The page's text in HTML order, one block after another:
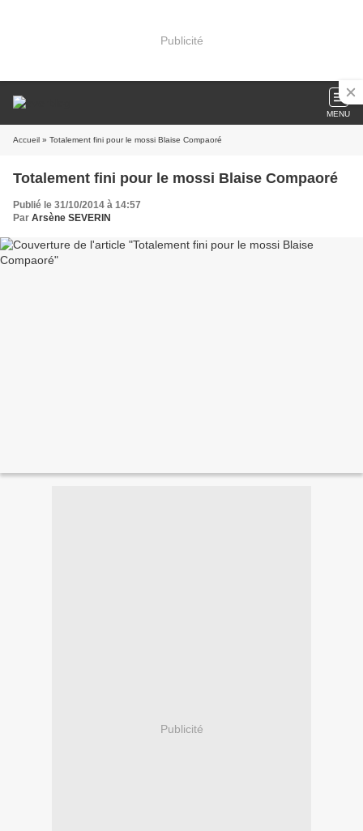
Publicité
MENU
Accueil » Totalement fini pour le mossi Blaise Compaoré
Totalement fini pour le mossi Blaise Compaoré
Publié le 31/10/2014 à 14:57
Par Arsène SEVERIN
Publicité